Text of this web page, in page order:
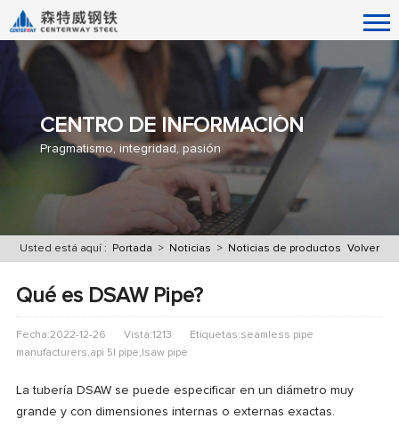
CENTRO DE INFORMACIÓN
Pragmatismo, integridad, pasión
Volver
Usted está aquí : Portada > Noticias > Noticias de productos
Qué es DSAW Pipe?
Fecha:2022-12-26 Vista:1213
Etiquetas:seamless pipe
manufacturers,api 5l pipe,lsaw pipe
La tubería DSAW se puede especificar en un diámetro muy
grande y con dimensiones internas o externas exactas.